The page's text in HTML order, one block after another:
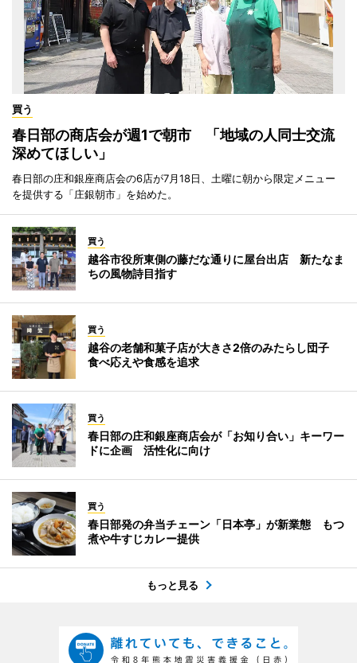
買う
春日部の商店会が週1で朝市 「地域の人同士交流
深めてほしい」
春日部の庄和銀座商店会の6店が7月18日、土曜に朝から限定メニュー
を提供する「庄銀朝市」を始めた。
買う
越谷市役所東側の藤だな通りに屋台出店 新たなま
ちの風物詩目指す
買う
越谷の老舗和菓子店が大きさ2倍のみたらし団子
食べ応えや食感を追求
買う
春日部の庄和銀座商店会が「お知り合い」キーワー
ドに企画 活性化に向け
買う
春日部発の弁当チェーン「日本亭」が新業態 もつ
煮や牛すじカレー提供
もっと見る